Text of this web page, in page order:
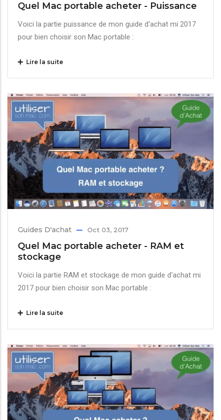
Quel Mac portable acheter - Puissance
Voici la partie puissance de mon guide d'achat mi 2017
pour bien choisir son Mac portable :
Lire la suite
Guides D'achat Oct 03, 2017
Quel Mac portable acheter - RAM et
stockage
Voici la partie RAM et stockage de mon guide d'achat mi
2017 pour bien choisir son Mac portable :
Lire la suite